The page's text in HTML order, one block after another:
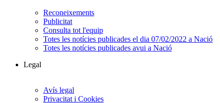
Reconeixements
Publicitat
Consulta tot l'equip
Totes les notícies publicades el dia 07/02/2022 a Nació
Totes les notícies publicades avui a Nació
Legal
Avís legal
Privacitat i Cookies